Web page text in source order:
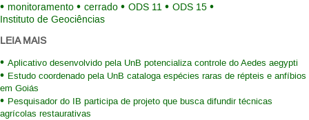
monitoramento
cerrado ODS 11
ODS 15
Instituto de Geociências
LEIA MAIS
Aplicativo desenvolvido pela UnB potencializa controle do Aedes aegypti
Estudo coordenado pela UnB cataloga espécies raras de répteis e anfíbios
em Goiás
Pesquisador do IB participa de projeto que busca difundir técnicas
agrícolas restaurativas